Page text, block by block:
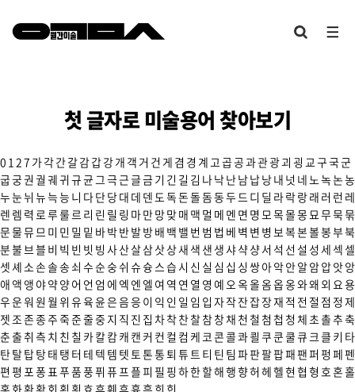
첫 글자로 미술용어 찾아보기
0 1 27 가각간갈감갑강개 객 거 건 게 겸 경 계 고 곱공과관광괴 굉 교 구국군
굽궁권 궐 궤귀 규균그극근글금기 긴 길 김 나낙난남납낭내 넛 네 노 녹논농
누눈뉘 뉴늑능 니 다단당대 데 덴 도 독돈돌돔동두 드 디 딜 라락랑래 러 런 레
렌 렘 력 로 루룰 르 리 린 릴 링 마만망맞매 맥 멀 메 멘 면 명 모 목몰몽 묘 무묵묶
문물뮤 므 미 민 밀 밑 바박반발방배 백 밸 번 범 법 베 벽 변 병 보 복본볼봉부북
분불 브 블 비 빅 빈 빗 빙 사산살삼삿상새 색 샌 생샤샥샹서 석 선 설 성 세 섹 셀
셋셰 소손솔송쇠 수순숭쉬 슈슝 스습 시 신 실 심 십 싱 쌍아악안알암압앗앙
애 액 앵 야약양어 언 엄 에 엑 엔 엘 여 역 연 열 영 예 오 옥올옴옵옹와왜 외 요 용
우운워 원 월 위 유육윤은음응 이 익 인 일 임 입 자작잔잡장재 적 전 절 점 정 제
젯 조존종주죽준줄중 지 직 진 집 차착찬찰참창채 천 철 첨 첩 청 체 초촐추축
춘출취 측 치 친 칠 카칼캄캐 캔 커 컨 컬 컴 케 코 콘콜콰쾰 쿠쿤쿨큐 크 클 키 타
탄탈탑탕태 탱 터 테 텍 템 텟 토 톤통퇴 튜 트 티 틴 팀 파판팔팝패팬퍼 펑 페펜
편 평 포 퐁 표 푸품풍퓌 퓨 프 플피 필 핑 하한할해행향허 헤헬현 협 형 호혼홀
홍화환황회 획 횡 효후훼휴흉흑희 힌